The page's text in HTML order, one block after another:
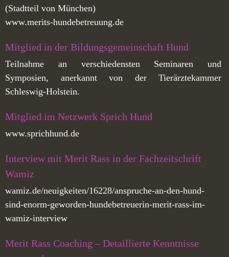
(Stadtteil von München)
www.merits-hundebetreuung.de
Mitglied in der Bildungsgemeinschaft Hund
Teilnahme an verschiedensten Seminaren und
Symposien, anerkannt von der Tierärztekammer
Schleswig-Holstein.
Mitglied im Netzwerk Sprich Hund
www.sprichhund.de
Interview mit Merit Rass in der Fachzeitschrift
Wamiz
wamiz.de/neuigkeiten/16228/anspruche-an-den-hund-
sind-enorm-geworden-hundebetreuerin-merit-rass-im-
wamiz-interview
Merit Rass Coaching – Detaillierte Kenntnisse